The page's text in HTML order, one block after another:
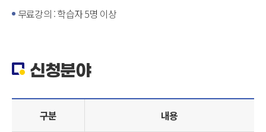
무료강의 : 학습자 5명 이상
신청분야
구분 내용